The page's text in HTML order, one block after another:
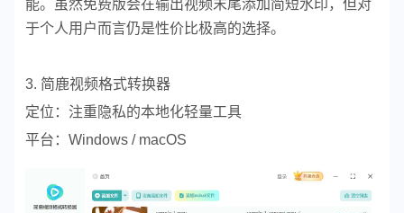
能。虽然免费版会在输出视频末尾添加简短水印，但对
于个人用户而言仍是性价比极高的选择。
3. 简鹿视频格式转换器
定位：注重隐私的本地化轻量工具
平台：Windows / macOS